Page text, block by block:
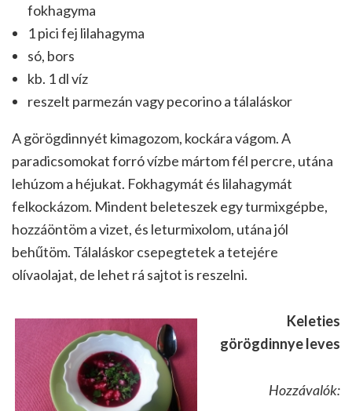
fokhagyma
1 pici fej lilahagyma
só, bors
kb. 1 dl víz
reszelt parmezán vagy pecorino a tálaláskor
A görögdinnyét kimagozom, kockára vágom. A
paradicsomokat forró vízbe mártom fél percre, utána
lehúzom a héjukat. Fokhagymát és lilahagymát
felkockázom. Mindent beleteszek egy turmixgépbe,
hozzáöntöm a vizet, és leturmixolom, utána jól
behűtöm. Tálaláskor csepegtetek a tetejére
olívaolajat, de lehet rá sajtot is reszelni.
Keleties
görögdinnye leves
Hozzávalók: